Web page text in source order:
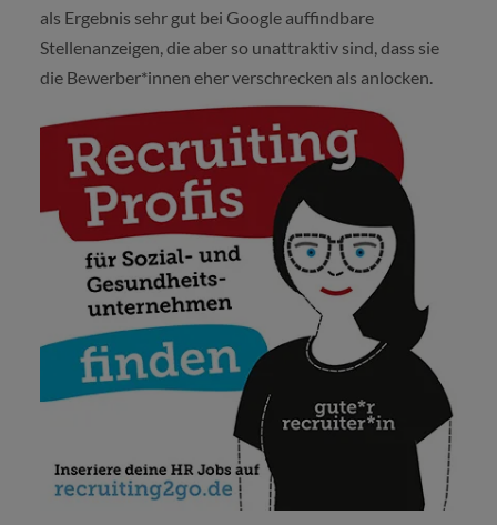
als Ergebnis sehr gut bei Google auffindbare
Stellenanzeigen, die aber so unattraktiv sind, dass sie
die Bewerber*innen eher verschrecken als anlocken.